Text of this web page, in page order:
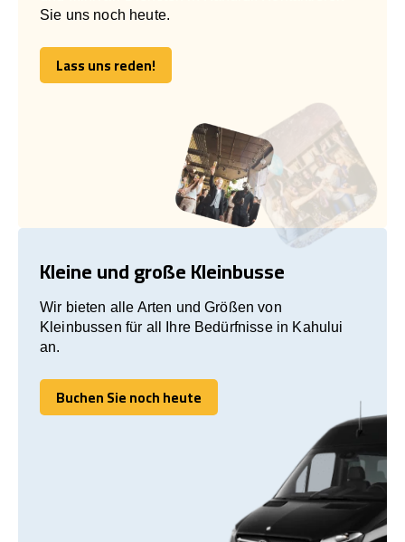
Sie uns noch heute.
Lass uns reden!
Lass uns reden!
Kleine und große Kleinbusse
Wir bieten alle Arten und Größen von
Kleinbussen für all Ihre Bedürfnisse in Kahului
an.
Buchen Sie noch heute
Buchen Sie noch heute